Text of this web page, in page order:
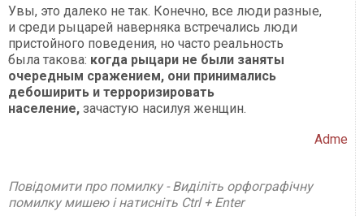
Увы, это далеко не так. Конечно, все люди разные,
и среди рыцарей наверняка встречались люди
пристойного поведения, но часто реальность
была такова: когда рыцари не были заняты
очередным сражением, они принимались
дебоширить и терроризировать
население, зачастую насилуя женщин.
Adme
Повідомити про помилку - Виділіть орфографічну
помилку мишею і натисніть Ctrl + Enter